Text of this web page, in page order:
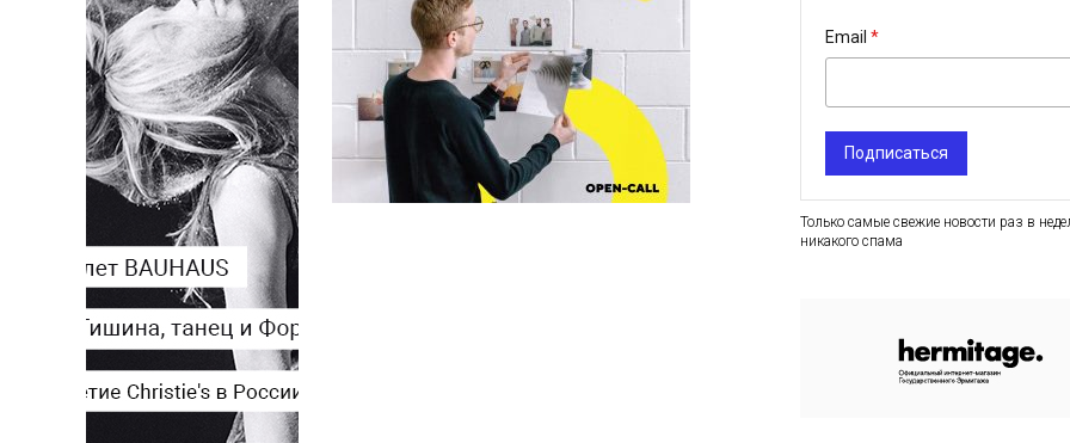
Email
Подписаться
Только самые свежие новости раз в
никакого спама